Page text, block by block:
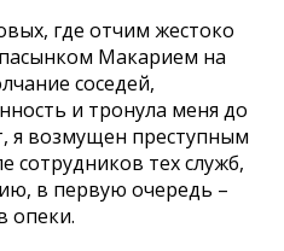
где отчим жестоко
Макарием на
соседей,
и тронула меня до
я возмущен преступным
сотрудников тех служб,
в первую очередь –
опеки.